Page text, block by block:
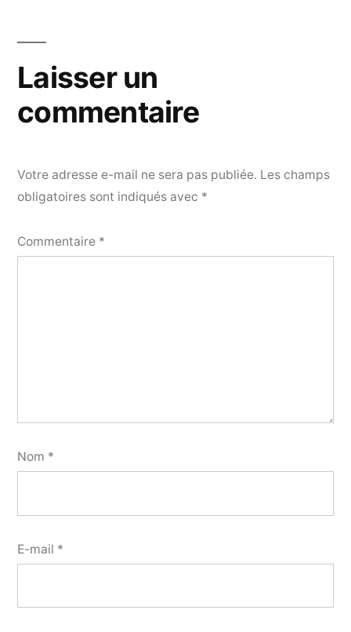
Laisser un
commentaire
Votre adresse e-mail ne sera pas publiée. Les champs
obligatoires sont indiqués avec *
Commentaire *
Nom *
E-mail *